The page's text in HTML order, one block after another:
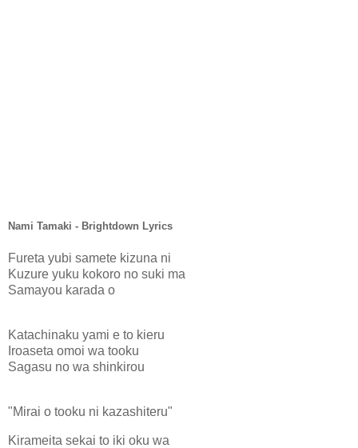
Nami Tamaki - Brightdown Lyrics
Fureta yubi samete kizuna ni
Kuzure yuku kokoro no suki ma
Samayou karada o
Katachinaku yami e to kieru
Iroaseta omoi wa tooku
Sagasu no wa shinkirou
"Mirai o tooku ni kazashiteru"
Kirameita sekai to iki oku wa